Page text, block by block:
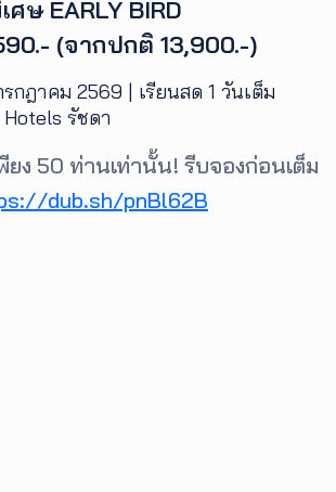
ศษ EARLY BIRD
(จากปกติ 13,900.-)
กฎาคม 2569 | เรียนสด 1 วันเต็ม
Hotels รัชดา
ยง 50 ท่านเท่านั้น! รีบจองก่อนเต็ม
dub.sh/pnBl62B